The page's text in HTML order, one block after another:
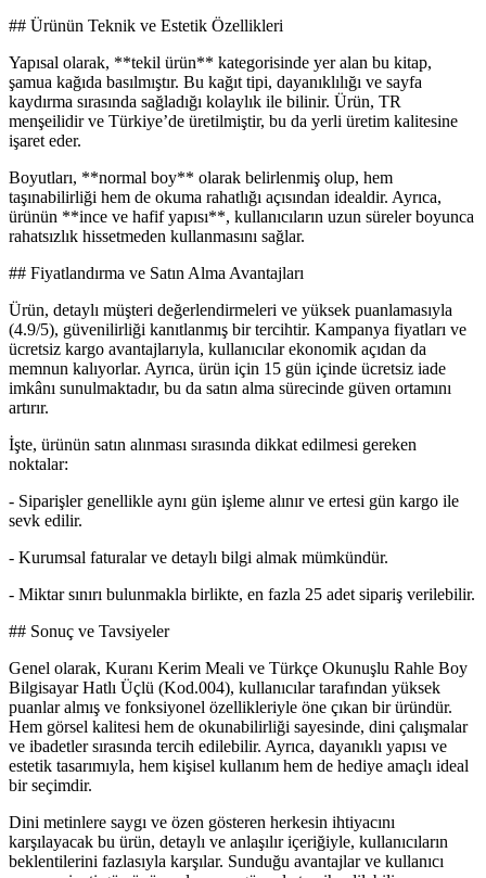
## Ürünün Teknik ve Estetik Özellikleri
Yapısal olarak, **tekil ürün** kategorisinde yer alan bu kitap,
şamua kağıda basılmıştır. Bu kağıt tipi, dayanıklılığı ve sayfa
kaydırma sırasında sağladığı kolaylık ile bilinir. Ürün, TR
menşeilidir ve Türkiye’de üretilmiştir, bu da yerli üretim kalitesine
işaret eder.
Boyutları, **normal boy** olarak belirlenmiş olup, hem
taşınabilirliği hem de okuma rahatlığı açısından idealdir. Ayrıca,
ürünün **ince ve hafif yapısı**, kullanıcıların uzun süreler boyunca
rahatsızlık hissetmeden kullanmasını sağlar.
## Fiyatlandırma ve Satın Alma Avantajları
Ürün, detaylı müşteri değerlendirmeleri ve yüksek puanlamasıyla
(4.9/5), güvenilirliği kanıtlanmış bir tercihtir. Kampanya fiyatları ve
ücretsiz kargo avantajlarıyla, kullanıcılar ekonomik açıdan da
memnun kalıyorlar. Ayrıca, ürün için 15 gün içinde ücretsiz iade
imkânı sunulmaktadır, bu da satın alma sürecinde güven ortamını
artırır.
İşte, ürünün satın alınması sırasında dikkat edilmesi gereken
noktalar:
- Siparişler genellikle aynı gün işleme alınır ve ertesi gün kargo ile
sevk edilir.
- Kurumsal faturalar ve detaylı bilgi almak mümkündür.
- Miktar sınırı bulunmakla birlikte, en fazla 25 adet sipariş verilebilir.
## Sonuç ve Tavsiyeler
Genel olarak, Kuranı Kerim Meali ve Türkçe Okunuşlu Rahle Boy
Bilgisayar Hatlı Üçlü (Kod.004), kullanıcılar tarafından yüksek
puanlar almış ve fonksiyonel özellikleriyle öne çıkan bir üründür.
Hem görsel kalitesi hem de okunabilirliği sayesinde, dini çalışmalar
ve ibadetler sırasında tercih edilebilir. Ayrıca, dayanıklı yapısı ve
estetik tasarımıyla, hem kişisel kullanım hem de hediye amaçlı ideal
bir seçimdir.
Dini metinlere saygı ve özen gösteren herkesin ihtiyacını
karşılayacak bu ürün, detaylı ve anlaşılır içeriğiyle, kullanıcıların
beklentilerini fazlasıyla karşılar. Sunduğu avantajlar ve kullanıcı